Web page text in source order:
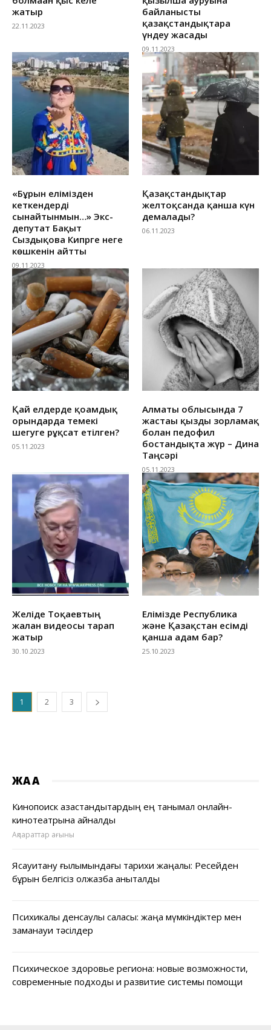
жатыр
22.11.2023
байланысты
қазақстандықтарға
үндеу жасады
09.11.2023
«Бұрын елімізден
кеткендерді
сынайтынмын…» Экс-
депутат Бақыт
Сыздықова Кипрге неге
көшкенін айтты
09.11.2023
Қазақстандықтар
желтоқсанда қанша күн
демалады?
06.11.2023
Қай елдерде қоғамдық
орындарда темекі
шегуге рұқсат етілген?
05.11.2023
Алматы облысында 7
жастағы қызды зорламақ
болған педофил
бостандықта жүр – Дина
Таңсәрі
05.11.2023
Желіде Тоқаевтың
жалған видеосы тарап
жатыр
30.10.2023
Елімізде Республика
және Қазақстан есімді
қанша адам бар?
25.10.2023
1 2 3
ЖАҢА
Кинопоиск қазақстандықтардың ең танымал онлайн-
кинотеатрына айналды
Ақпараттар ағыны
Ясауитану ғылымындағы тарихи жаңалық: Ресейден
бұрын белгісіз қолжазба анықталды
Психикалық денсаулық саласы: жаңа мүмкіндіктер мен
заманауи тәсілдер
Психическое здоровье региона: новые возможности,
современные подходы и развитие системы помощи